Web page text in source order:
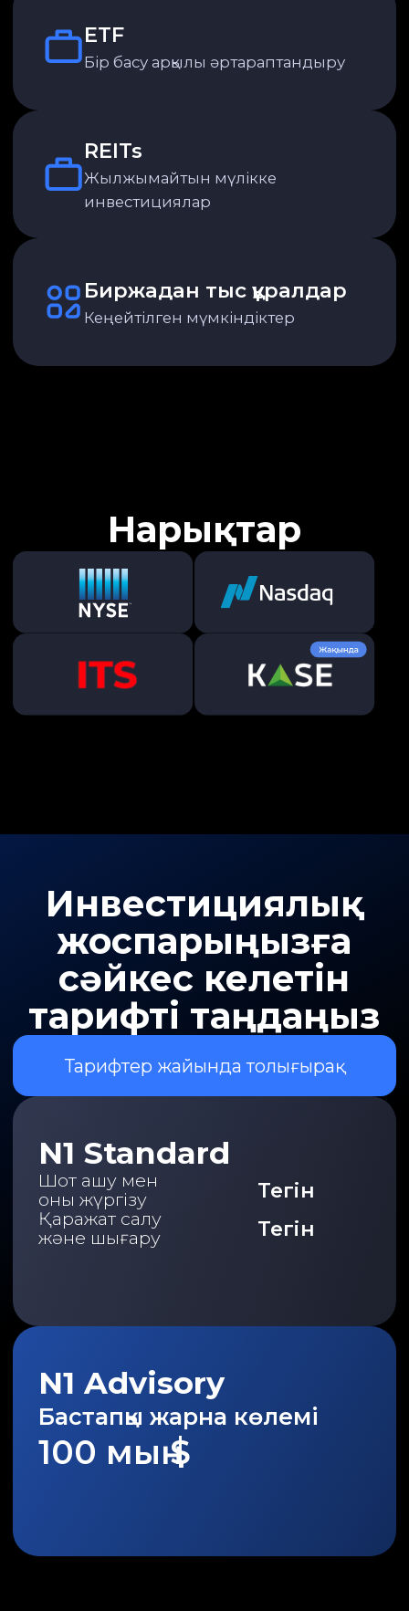
Шот ашу мен
оны жүргізу
Қаражат салу
және шығару
Тегін
N1 Advisory
Бастапқы жарна көлемі
шешімді өзіңіз
қабылдайсыз
Инвестицияларыңызды тікелей
бақылаңыз
Cараптау
Сізге нарықтық шолулар,
қаржылық құралдар бойынша
Инвестор түрін
анықтау
Келесі факторларды айқындау
үшін сауалнамадан өтіңіз:
* жол берілетін тәуекел
деңгейі
* инвестициялық мақсаттар
инвестициялау мерзімі
Сауалнама қорытындысы
бағыт-бағдар береді
Табыс серпінін
ахуалға және сіз қабылдаған
Тарихи мәліметтер мен
талдаулар ықтимал серпінді
бағамдауға септігін тигізеді,
бірақ нақты нәтижеге кепілдік
берілмейді.